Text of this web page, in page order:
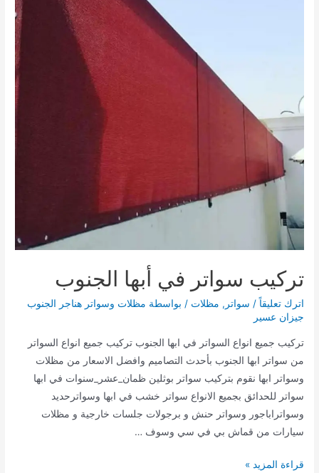
تركيب سواتر في أبها الجنوب
اترك تعليقاً / سواتر , مظلات / بواسطة مظلات وسواتر هناجر الجنوب
جيزان عسير
تركيب جميع انواع السواتر في ابها الجنوب تركيب جميع انواع السواتر
من سواتر ابها الجنوب بأحدث التصاميم وافضل الاسعار من مظلات
وسواتر ابها نقوم بتركيب سواتر بوثلين ظمان_عشر_سنوات في ابها
سواتر للحدائق بجميع الانواع سواتر خشب في ابها وسواترحديد
وسواتراباجور وسواتر حنش و برجولات جلسات خارجية و مظلات
سيارات من قماش بي في سي وسوف …
تركيب
قراءة المزيد »